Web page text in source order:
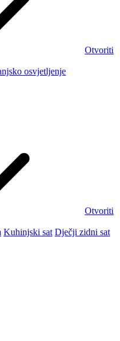
Otvoriti
osvjetljenje
Otvoriti
Kuhinjski sat Dječji zidni sat